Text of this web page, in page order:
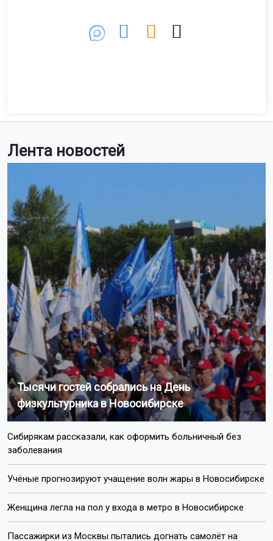
Лента новостей
Тысячи гостей собрались на День
физкультурника в Новосибирске
Сибирякам рассказали, как оформить больничный без
заболевания
Учёные прогнозируют учащение волн жары в Новосибирске
Женщина легла на пол у входа в метро в Новосибирске
Пассажирки из Москвы пытались догнать самолёт на